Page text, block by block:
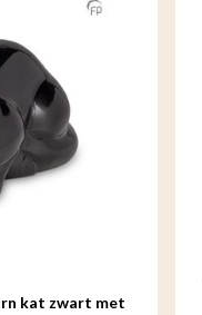
kat zwart met